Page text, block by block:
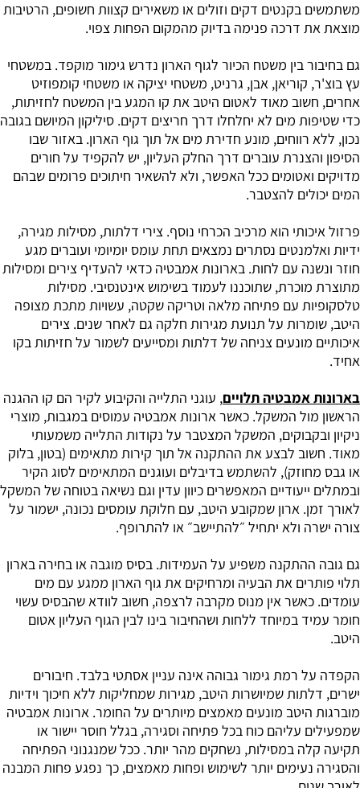
משתמשים בקנטים דקים וזולים או משאירים קצוות חשופים, הרטיבות
מוצאת את דרכה פנימה בדיוק מהמקום הפחות צפוי.
גם בחיבור בין משטח הכיור לגוף הארון נדרש גימור מוקפד. במשטחי
עץ בוצ'ר, קוריאן, אבן, גרניט, משטחי יציקה או משטחי קומפוזיט
אחרים, חשוב מאוד לאטום היטב את קו המגע בין המשטח לחזיתות,
כדי שטיפות מים לא יחלחלו דרך חריצים דקים. סיליקון המיושם בגובה
נכון, ללא רווחים, מונע חדירת מים אל תוך גוף הארון. באזור שבו
הסיפון והצנרת עוברים דרך החלק העליון, יש להקפיד על חורים
מדויקים ואטומים ככל האפשר, ולא להשאיר חיתוכים פרומים שבהם
המים יכולים להצטבר.
פרזול איכותי הוא מרכיב הכרחי נוסף. צירי דלתות, מסילות מגירה,
ידיות ואלמנטים נסתרים נמצאים תחת עומס יומיומי ועוברים מגע
חוזר ונשנה עם לחות. בארונות אמבטיה כדאי להעדיף צירים ומסילות
מתוצרת מוכרת, שתוכננו לעמוד בשימוש אינטנסיבי. מסילות
טלסקופיות עם פתיחה מלאה וטריקה שקטה, עשויות מתכת מצופה
היטב, שומרות על תנועת מגירות חלקה גם לאחר שנים. צירים
איכותיים מונעים צניחה של דלתות ומסייעים לשמור על חזיתות בקו
אחיד.
בארונות אמבטיה תלויים, עוגני התלייה והקיבוע לקיר הם קו ההגנה
הראשון מול המשקל. כאשר ארונות אמבטיה עמוסים במגבות, מוצרי
ניקיון ובקבוקים, המשקל המצטבר על נקודות התלייה משמעותי
מאוד. חשוב לבצע את ההתקנה אל תוך קירות מתאימים (בטון, בלוק
או גבס מחוזק), להשתמש בדיבלים ועוגנים המתאימים לסוג הקיר
ובמתלים ייעודיים המאפשרים כיוון עדין וגם נשיאה בטוחה של המשקל
לאורך זמן. ארון שמקובע היטב, עם חלוקת עומסים נכונה, ישמור על
צורה ישרה ולא יתחיל ״להתיישב״ או להתרופף.
גם גובה ההתקנה משפיע על העמידות. בסיס מוגבה או בחירה בארון
תלוי פותרים את הבעיה ומרחיקים את גוף הארון ממגע עם מים
עומדים. כאשר אין מנוס מקרבה לרצפה, חשוב לוודא שהבסיס עשוי
חומר עמיד במיוחד ללחות ושהחיבור בינו לבין הגוף העליון אטום
היטב.
הקפדה על רמת גימור גבוהה אינה עניין אסתטי בלבד. חיבורים
ישרים, דלתות שמיושרות היטב, מגירות שמחליקות ללא חיכוך וידיות
מוברגות היטב מונעים מאמצים מיותרים על החומר. ארונות אמבטיה
שמפעילים עליהם כוח בכל פתיחה וסגירה, בגלל חוסר יישור או
תקיעה קלה במסילות, נשחקים מהר יותר. ככל שמנגנוני הפתיחה
והסגירה נעימים יותר לשימוש ופחות מאמצים, כך נפגע פחות המבנה